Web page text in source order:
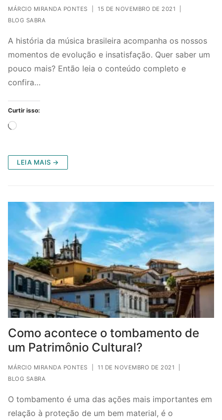
MÁRCIO MIRANDA PONTES 15 DE NOVEMBRO DE 2021
BLOG SABRA
A história da música brasileira acompanha os nossos
momentos de evolução e insatisfação. Quer saber um
pouco mais? Então leia o conteúdo completo e
confira…
Curtir isso:
Carregando...
LEIA MAIS →
Como acontece o tombamento de
um Patrimônio Cultural?
MÁRCIO MIRANDA PONTES 11 DE NOVEMBRO DE 2021
BLOG SABRA
O tombamento é uma das ações mais importantes em
relação à proteção de um bem material, é o